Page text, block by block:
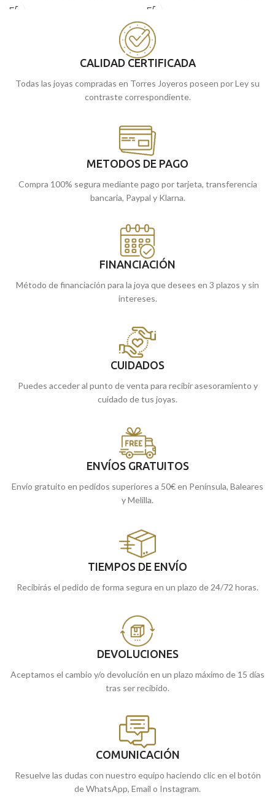
precioso y elegante cerco que recoge a
en nuestras tiendas de
online y te la
realizada en
precioso tallado junto a terminación
mate brillo.
Recógela en nuestras tiendas de
enviamos a casa.
CALIDAD CERTIFICADA
Todas las joyas compradas en Torres Joyeros poseen por Ley su
contraste correspondiente.
METODOS DE PAGO
Compra 100% segura mediante pago por tarjeta, transferencia
bancaria, Paypal y Klarna.
FINANCIACIÓN
Método de financiación para la joya que desees en 3 plazos y sin
intereses.
CUIDADOS
Puedes acceder al punto de venta para recibir asesoramiento y
cuidado de tus joyas.
ENVÍOS GRATUITOS
Envío gratuito en pedidos superiores a 50€ en Península, Baleares
y Melilla.
TIEMPOS DE ENVÍO
Recibirás el pedido de forma segura en un plazo de 24/72 horas.
DEVOLUCIONES
Aceptamos el cambio y/o devolución en un plazo máximo de 15 días
tras ser recibido.
COMUNICACIÓN
Resuelve las dudas con nuestro equipo haciendo clic en el botón
de WhatsApp, Email o Instagram.